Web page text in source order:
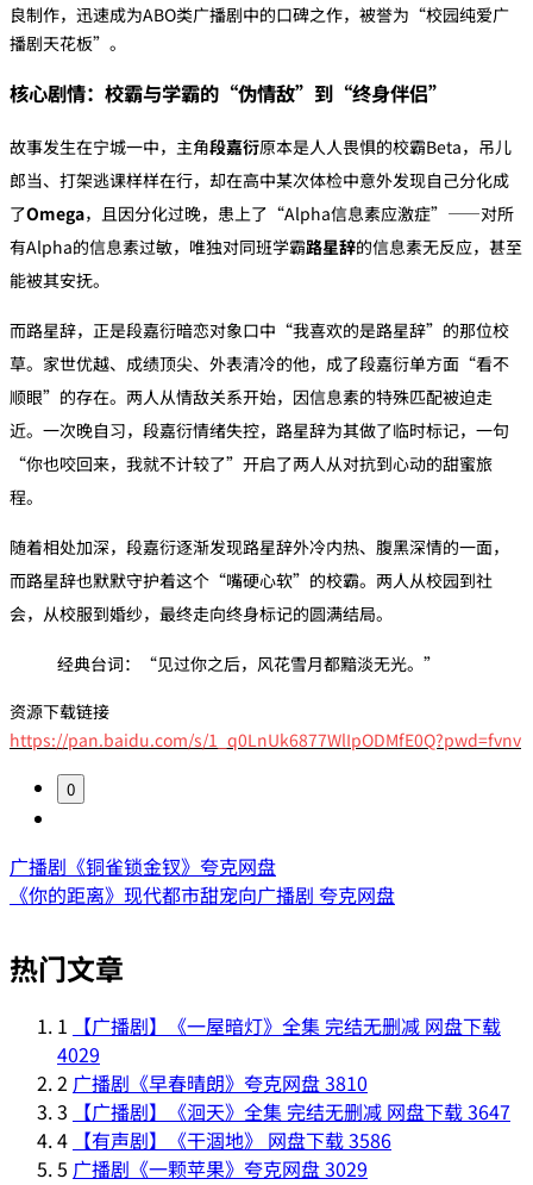
良制作，迅速成为ABO类广播剧中的口碑之作，被誉为“校园纯爱广
播剧天花板”。
核心剧情：校霸与学霸的“伪情敌”到“终身伴侣”
故事发生在宁城一中，主角‌段嘉衍‌原本是人人畏惧的校霸Beta，吊儿
郎当、打架逃课样样在行，却在高中某次体检中意外发现自己分化成
了‌Omega‌，且因分化过晚，患上了“Alpha信息素应激症”——对所
有Alpha的信息素过敏，唯独对同班学霸‌路星辞‌的信息素无反应，甚至
能被其安抚。
而路星辞，正是段嘉衍暗恋对象口中“我喜欢的是路星辞”的那位校
草。家世优越、成绩顶尖、外表清冷的他，成了段嘉衍单方面“看不
顺眼”的存在。两人从情敌关系开始，因信息素的特殊匹配被迫走
近。一次晚自习，段嘉衍情绪失控，路星辞为其做了临时标记，一句
“你也咬回来，我就不计较了”开启了两人从对抗到心动的甜蜜旅
程。
随着相处加深，段嘉衍逐渐发现路星辞外冷内热、腹黑深情的一面，
而路星辞也默默守护着这个“嘴硬心软”的校霸。两人从校园到社
会，从校服到婚纱，最终走向终身标记的圆满结局。
经典台词：“见过你之后，风花雪月都黯淡无光。”
资源下载链接
https://pan.baidu.com/s/1_q0LnUk6877WlIpODMfE0Q?pwd=fvnv
0
广播剧《铜雀锁金钗》夸克网盘
《你的距离》现代都市甜宠向广播剧 夸克网盘
热门文章
1
【广播剧】《一屋暗灯》全集 完结无删减 网盘下载
4029
2 广播剧《早春晴朗》夸克网盘3810
3
【广播剧】《洄天》全集 完结无删减 网盘下载3647
4 【有声剧】《干涸地》 网盘下载3586
5 广播剧《一颗苹果》夸克网盘3029